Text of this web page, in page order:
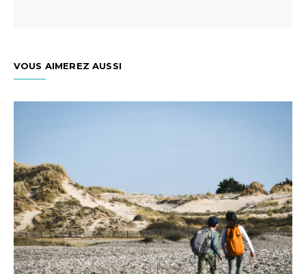
VOUS AIMEREZ AUSSI